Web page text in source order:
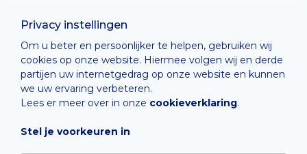
Privacy instellingen
Om u beter en persoonlijker te helpen, gebruiken wij
cookies op onze website. Hiermee volgen wij en derde
partijen uw internetgedrag op onze website en kunnen
we uw ervaring verbeteren.
Lees er meer over in onze cookieverklaring.
Stel je voorkeuren in
Privacy Policy
Cashless
verkoopsvoorwaarden
Cookie Policy